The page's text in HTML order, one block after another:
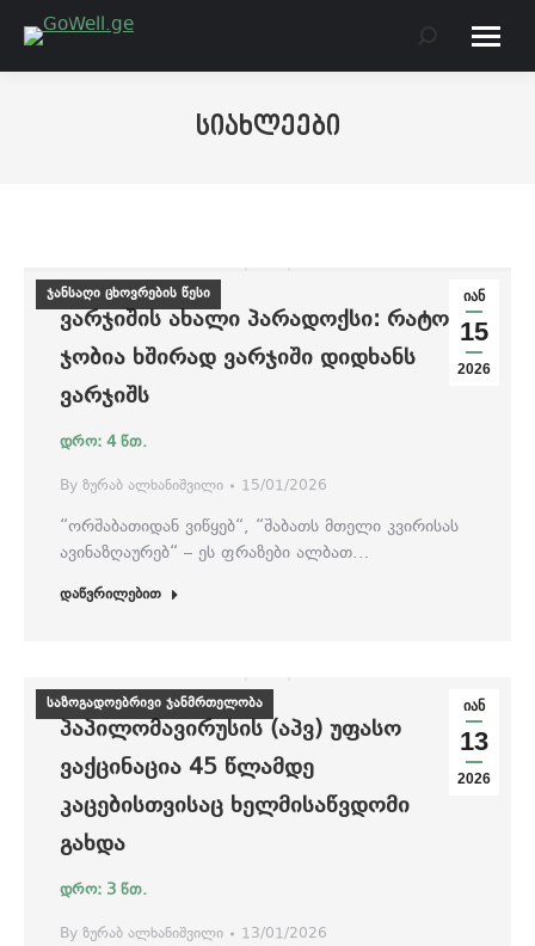
Search:
სიახლეები
იან
15
2026
ჯანსაღი ცხოვრების წესი
ᲕᲐᲠᲯᲘᲨᲘᲡ ᲐᲮᲐᲚᲘ ᲞᲐᲠᲐᲓᲝᲥᲡᲘ: ᲠᲐᲢᲝᲛ
ᲯᲝᲑᲘᲐ ᲮᲨᲘᲠᲐᲓ ᲕᲐᲠᲯᲘᲨᲘ ᲓᲘᲓᲮᲐᲜᲡ
ᲕᲐᲠᲯᲘᲨᲡ
By ზურაბ ალხანიშვილი 15/01/2026
“ორშაბათიდან ვიწყებ“, “შაბათს მთელი კვირისას
ავინაზღაურებ“ – ეს ფრაზები ალბათ…
დაწვრილებით
იან
13
2026
საზოგადოებრივი ჯანმრთელობა
ᲞᲐᲞᲘᲚᲝᲛᲐᲕᲘᲠᲣᲡᲘᲡ (ᲐᲞᲕ) ᲣᲤᲐᲡᲝ
ᲕᲐᲥᲪᲘᲜᲐᲪᲘᲐ 45 ᲬᲚᲐᲛᲓᲔ
ᲙᲐᲪᲔᲑᲘᲡᲗᲕᲘᲡᲐᲪ ᲮᲔᲚᲛᲘᲡᲐᲬᲕᲓᲝᲛᲘ
ᲒᲐᲮᲓᲐ
By ზურაბ ალხანიშვილი 13/01/2026